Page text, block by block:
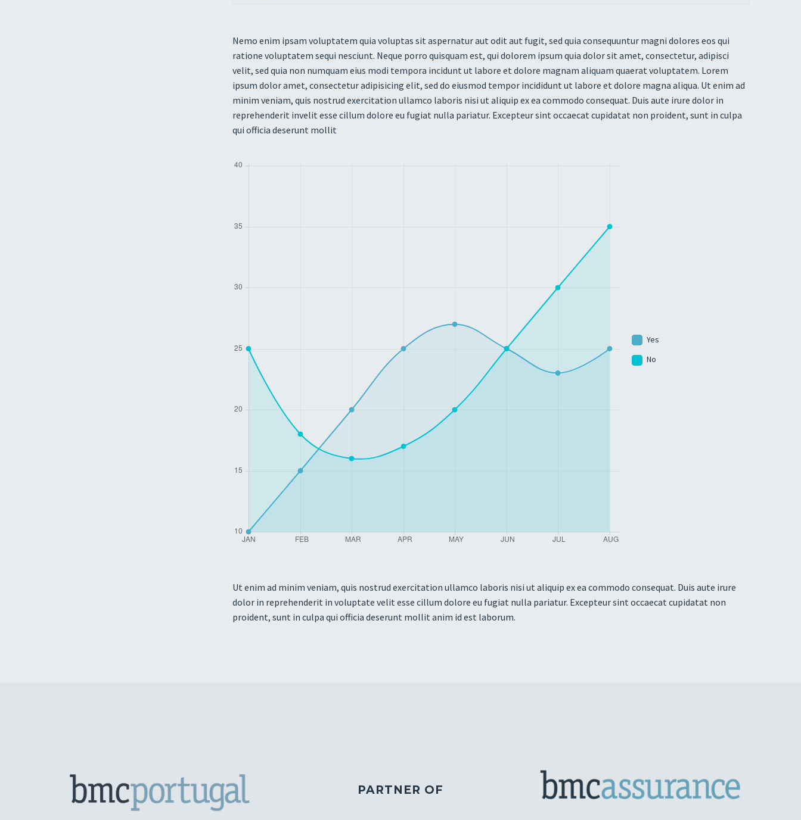
Nemo enim ipsam voluptatem quia voluptas sit aspernatur aut odit aut fugit, sed quia consequuntur magni dolores eos qui
ratione voluptatem sequi nesciunt. Neque porro quisquam est, qui dolorem ipsum quia dolor sit amet, consectetur, adipisci
velit, sed quia non numquam eius modi tempora incidunt ut labore et dolore magnam aliquam quaerat voluptatem. Lorem
ipsum dolor amet, consectetur adipisicing elit, sed do eiusmod tempor incididunt ut labore et dolore magna aliqua. Ut enim ad
minim veniam, quis nostrud exercitation ullamco laboris nisi ut aliquip ex ea commodo consequat. Duis aute irure dolor in
reprehenderit invelit esse cillum dolore eu fugiat nulla pariatur. Excepteur sint occaecat cupidatat non proident, sunt in culpa
qui officia deserunt mollit
Yes
No
Ut enim ad minim veniam, quis nostrud exercitation ullamco laboris nisi ut aliquip ex ea commodo consequat. Duis aute irure
dolor in reprehenderit in voluptate velit esse cillum dolore eu fugiat nulla pariatur. Excepteur sint occaecat cupidatat non
proident, sunt in culpa qui officia deserunt mollit anim id est laborum.
PARTNER OF